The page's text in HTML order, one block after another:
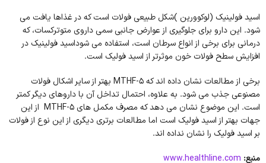
اسید فولینیک (لوکوورین )شکل طبیعی فولات است که در غذاها یافت می
شود. این دارو برای جلوگیری از عوارض جانبی سمی داروی متوترکسات، که
درمانی برای برخی از انواع سرطان است، استفاده می شوداسید فولینیک در
افزایش سطح فولات خون موثرتر از اسید فولیک است.
برخی از مطالعات نشان داده اند که 5-MTHF بهتر از سایر اشکال فولات
مصنوعی جذب می شود. به علاوه، احتمال تداخل آن با داروهای دیگر کمتر
است. این موضوع نشان می دهد که مصرف مکمل های 5-MTHF از این
جهات بهتر از اسید فولیک است اما مطالعات برتری دیگری از این نوع از فولات
بر اسید فولیک را نشان نداده اند.
منبع: www.healthline.com